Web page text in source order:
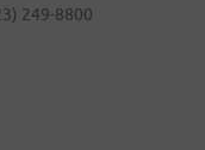
249-8800